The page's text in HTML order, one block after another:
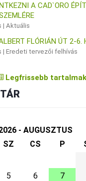
A CAD`ORO
| Aktuális
FLÓRIÁN ÚT 2-6.
| Eredeti tervezői felhívás
Legfrissebb
- AUGUSZTUS
SZ CS P
5 6 7